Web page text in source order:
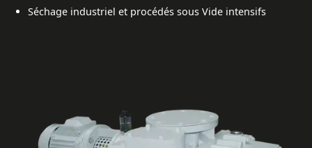
Séchage industriel et procédés sous Vide intensifs